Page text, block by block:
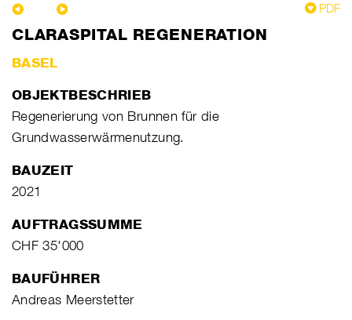
PDF
CLARASPITAL REGENERATION
BASEL
OBJEKTBESCHRIEB
Regenerierung von Brunnen für die
Grundwasserwärmenutzung.
BAUZEIT
2021
AUFTRAGSSUMME
CHF 35'000
BAUFÜHRER
Andreas Meerstetter